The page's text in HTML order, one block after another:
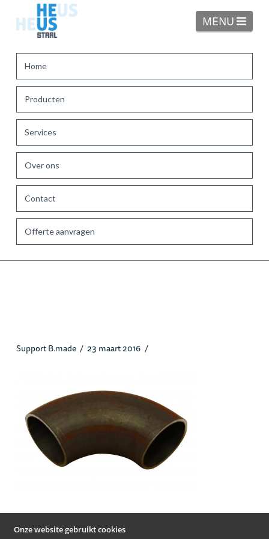
Onze website gebruikt cookies
MENU
Home
Producten
Services
Over ons
Contact
Offerte aanvragen
Support B.made 23 maart 2016